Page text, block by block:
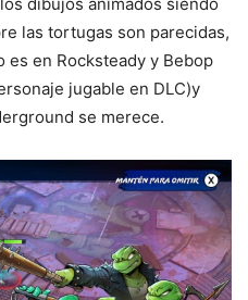
dibujos animados siendo
las tortugas son parecidas,
es en Rocksteady y Bebop
jugable en DLC)y
se merece.